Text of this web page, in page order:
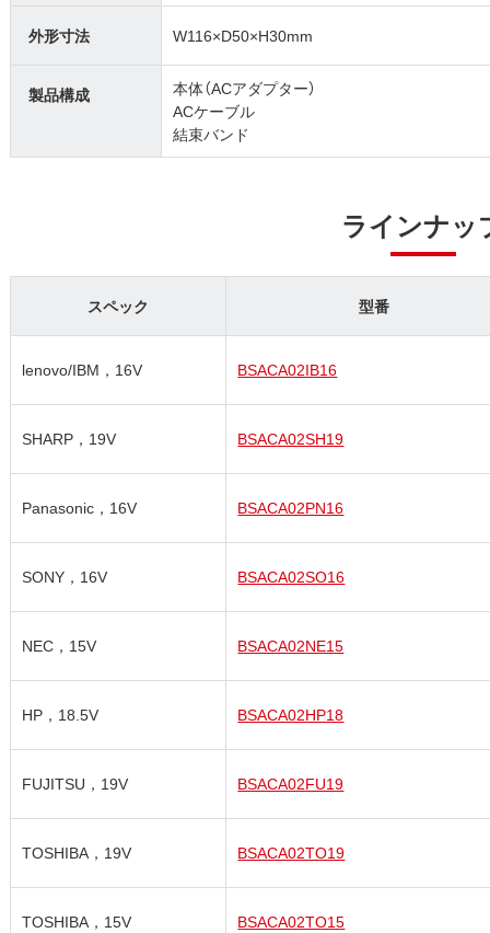
外形寸法 W116×D50×H30mm
製品構成
本体（ACアダプター）
ACケーブル
結束バンド
ラインナッ
スペック 型番
lenovo/IBM，16V BSACA02IB16
SHARP，19V BSACA02SH19
Panasonic，16V BSACA02PN16
SONY，16V BSACA02SO16
NEC，15V BSACA02NE15
HP，18.5V BSACA02HP18
FUJITSU，19V BSACA02FU19
TOSHIBA，19V BSACA02TO19
TOSHIBA，15V BSACA02TO15